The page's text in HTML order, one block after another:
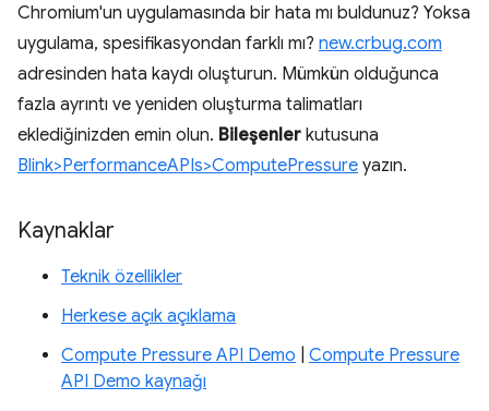
Chromium'un uygulamasında bir hata mı buldunuz? Yoksa
uygulama, spesifikasyondan farklı mı? new.crbug.com
adresinden hata kaydı oluşturun. Mümkün olduğunca
fazla ayrıntı ve yeniden oluşturma talimatları
eklediğinizden emin olun. Bileşenler kutusuna
Blink>PerformanceAPIs>ComputePressure yazın.
Kaynaklar
Teknik özellikler
Herkese açık açıklama
Compute Pressure API Demo
Compute Pressure
API Demo kaynağı